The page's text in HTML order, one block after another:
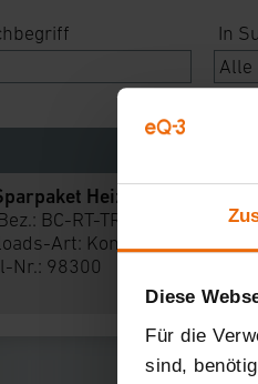
Diese
Für die
sind,
In
Heizung -
BC-RT-TRX-CyG-Ew
Art:
Nr.: 98300